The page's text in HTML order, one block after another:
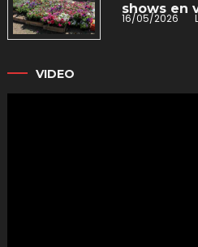
shows en
16/05/2026
VIDEO